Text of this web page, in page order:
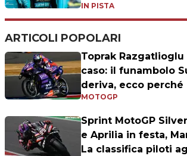
IN PISTA
ARTICOLI POPOLARI
Toprak
caso: il funambolo
deriva, ecco perché
MOTOGP
Sprint MotoGP
e Aprilia in festa,
La classifica piloti